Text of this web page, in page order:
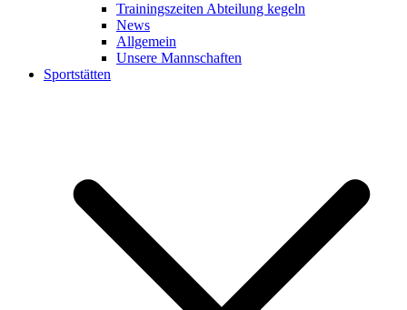
Trainingszeiten Abteilung kegeln
News
Allgemein
Unsere Mannschaften
Sportstätten